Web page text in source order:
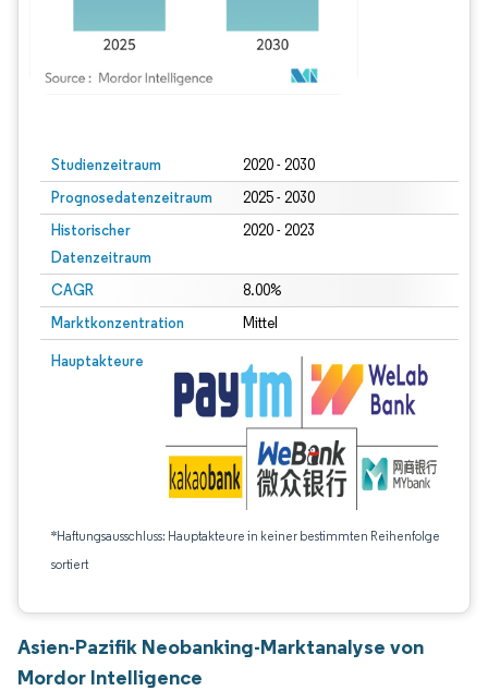
Studienzeitraum 2020 - 2030
Prognosedatenzeitraum 2025 - 2030
Historischer
Datenzeitraum
2020 - 2023
CAGR 8.00%
Marktkonzentration Mittel
Hauptakteure
*Haftungsausschluss: Hauptakteure in keiner bestimmten Reihenfolge
sortiert
Asien-Pazifik Neobanking-Marktanalyse von
Mordor Intelligence